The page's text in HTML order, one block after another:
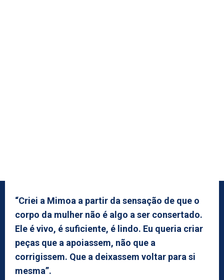
“Criei a Mimoa a partir da sensação de que o
corpo da mulher não é algo a ser consertado.
Ele é vivo, é suficiente, é lindo. Eu queria criar
peças que a apoiassem, não que a
corrigissem. Que a deixassem voltar para si
mesma”.